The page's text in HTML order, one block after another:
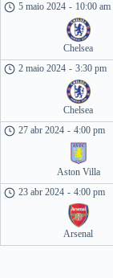
5 maio 2024 - 10:00 am
Chelsea
2 maio 2024 - 3:30 pm
Chelsea
27 abr 2024 - 4:00 pm
Aston Villa
23 abr 2024 - 4:00 pm
Arsenal